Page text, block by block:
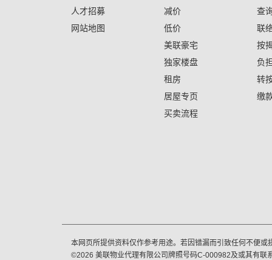
人才招募
网站地图
减价
低价
美联豪宅
独家楼盘
租房
居屋专页
买卖流程
查
联
按
负
转
缴
本网页所提供资料仅作参考用途。若因错漏而引致任何不便
©2026 美联物业代理有限公司牌照号码C-000982及或其有联